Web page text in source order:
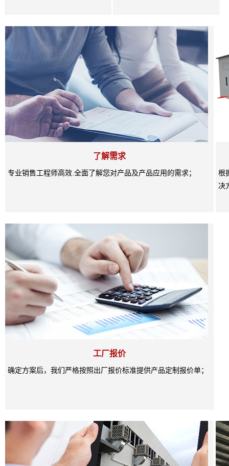
了解需求
专业销售工程师高效.全面了解您对产品及产品应用的需求；
根
决
工厂报价
确定方案后，我们严格按照出厂报价标准提供产品定制报价单；